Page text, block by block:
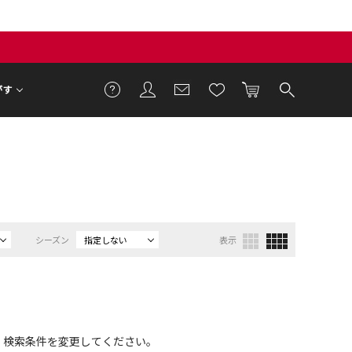
す
シーズン 指定しない 表示
索条件を変更してください。